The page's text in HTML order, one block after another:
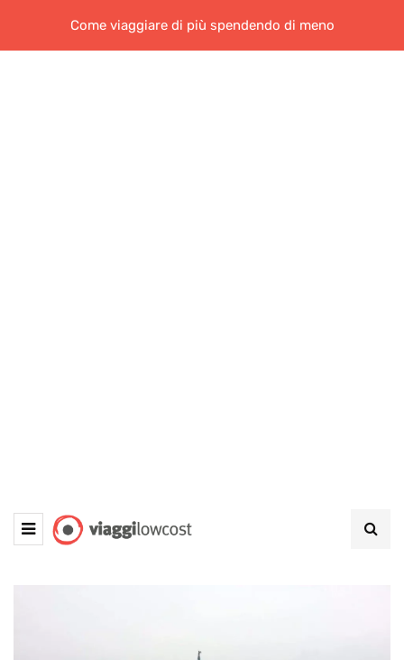
Come viaggiare di più spendendo di meno